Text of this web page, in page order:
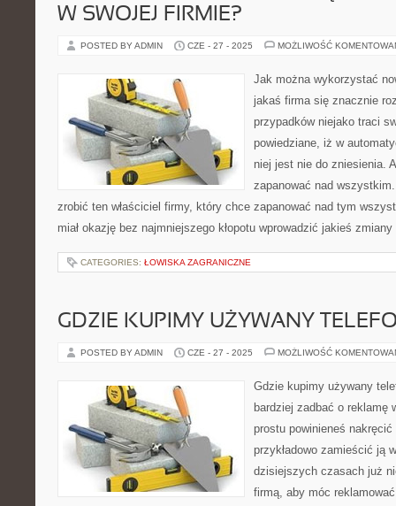
W SWOJEJ FIRMIE?
POSTED BY ADMIN CZE - 27 - 2025 MOŻLIWOŚĆ
Jak można wykorzystać
jakaś firma się znacznie
przypadków niejako traci
powiedziane, iż w
niej jest nie do zniesienia.
zapanować nad
zrobić ten właściciel firmy, który chce zapanować nad tym
miał okazję bez najmniejszego kłopotu wprowadzić jakieś
CATEGORIES: ŁOWISKA ZAGRANICZNE
GDZIE KUPIMY UŻYWANY
POSTED BY ADMIN CZE - 27 - 2025 MOŻLIWOŚĆ
Gdzie kupimy używany
bardziej zadbać o reklamę
prostu powinieneś
przykładowo zamieścić ją
dzisiejszych czasach już
firmą, aby móc